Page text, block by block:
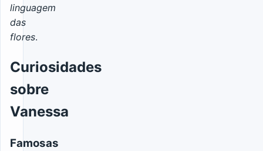
linguagem
das
flores.
Curiosidades
sobre
Vanessa
Famosas